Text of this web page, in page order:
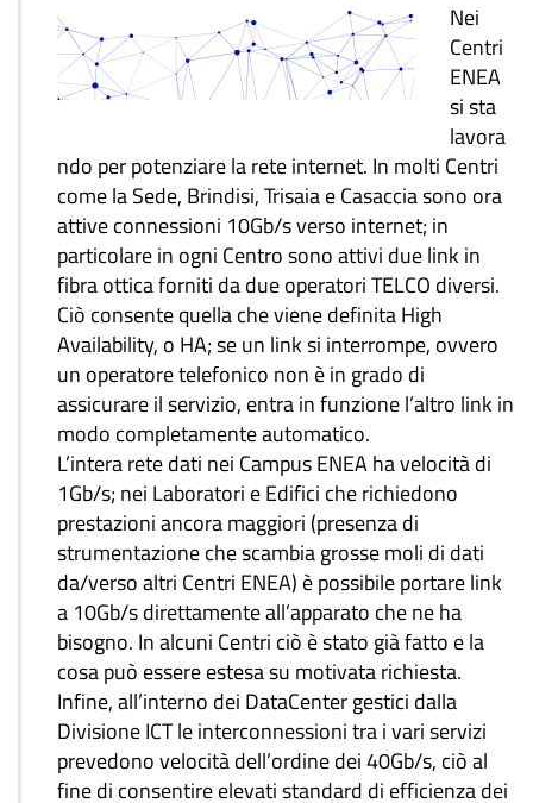
Nei
Centri
ENEA
si sta
lavora
ndo per potenziare la rete internet. In molti Centri
come la Sede, Brindisi, Trisaia e Casaccia sono ora
attive connessioni 10Gb/s verso internet; in
particolare in ogni Centro sono attivi due link in
fibra ottica forniti da due operatori TELCO diversi.
Ciò consente quella che viene definita High
Availability, o HA; se un link si interrompe, ovvero
un operatore telefonico non è in grado di
assicurare il servizio, entra in funzione l’altro link in
modo completamente automatico.
L’intera rete dati nei Campus ENEA ha velocità di
1Gb/s; nei Laboratori e Edifici che richiedono
prestazioni ancora maggiori (presenza di
strumentazione che scambia grosse moli di dati
da/verso altri Centri ENEA) è possibile portare link
a 10Gb/s direttamente all’apparato che ne ha
bisogno. In alcuni Centri ciò è stato già fatto e la
cosa può essere estesa su motivata richiesta.
Infine, all’interno dei DataCenter gestici dalla
Divisione ICT le interconnessioni tra i vari servizi
prevedono velocità dell’ordine dei 40Gb/s, ciò al
fine di consentire elevati standard di efficienza dei